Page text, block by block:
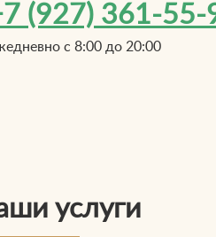
(927) 361-55-
с 8:00 до 20:00
услуги